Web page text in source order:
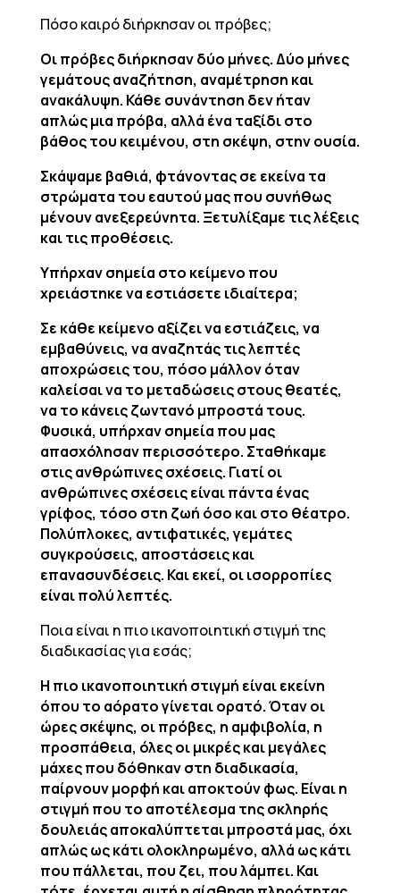
Πόσο καιρό διήρκησαν οι πρόβες;
Οι πρόβες διήρκησαν δύο μήνες. Δύο μήνες
γεμάτους αναζήτηση, αναμέτρηση και
ανακάλυψη. Κάθε συνάντηση δεν ήταν
απλώς μια πρόβα, αλλά ένα ταξίδι στο
βάθος του κειμένου, στη σκέψη, στην ουσία.
Σκάψαμε βαθιά, φτάνοντας σε εκείνα τα
στρώματα του εαυτού μας που συνήθως
μένουν ανεξερεύνητα. Ξετυλίξαμε τις λέξεις
και τις προθέσεις.
Υπήρχαν σημεία στο κείμενο που
χρειάστηκε να εστιάσετε ιδιαίτερα;
Σε κάθε κείμενο αξίζει να εστιάζεις, να
εμβαθύνεις, να αναζητάς τις λεπτές
αποχρώσεις του, πόσο μάλλον όταν
καλείσαι να το μεταδώσεις στους θεατές,
να το κάνεις ζωντανό μπροστά τους.
Φυσικά, υπήρχαν σημεία που μας
απασχόλησαν περισσότερο. Σταθήκαμε
στις ανθρώπινες σχέσεις. Γιατί οι
ανθρώπινες σχέσεις είναι πάντα ένας
γρίφος, τόσο στη ζωή όσο και στο θέατρο.
Πολύπλοκες, αντιφατικές, γεμάτες
συγκρούσεις, αποστάσεις και
επανασυνδέσεις. Και εκεί, οι ισορροπίες
είναι πολύ λεπτές.
Ποια είναι η πιο ικανοποιητική στιγμή της
διαδικασίας για εσάς;
Η πιο ικανοποιητική στιγμή είναι εκείνη
όπου το αόρατο γίνεται ορατό. Όταν οι
ώρες σκέψης, οι πρόβες, η αμφιβολία, η
προσπάθεια, όλες οι μικρές και μεγάλες
μάχες που δόθηκαν στη διαδικασία,
παίρνουν μορφή και αποκτούν φως. Είναι η
στιγμή που το αποτέλεσμα της σκληρής
δουλειάς αποκαλύπτεται μπροστά μας, όχι
απλώς ως κάτι ολοκληρωμένο, αλλά ως κάτι
που πάλλεται, που ζει, που λάμπει. Και